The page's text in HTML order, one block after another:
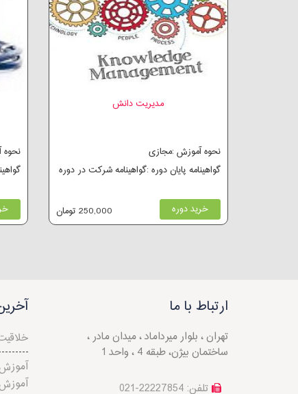
مدیریت دانش
نحوه آموزش :مجازی
گواهینامه پایان دوره :گواهینامه شرکت در دوره
خرید دوره 250,000 تومان
ارتباط با ما
تهران ، بلوار میرداماد ، میدان مادر ،
ساختمان بیژن، طبقه 4 ، واحد 1
تلفن: 22227854-021